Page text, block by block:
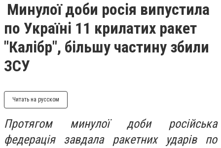
Минулої доби росія випустила
по Україні 11 крилатих ракет
"Калібр", більшу частину збили
ЗСУ
Читать на русском
Протягом минулої доби російська
федерація завдала ракетних ударів по